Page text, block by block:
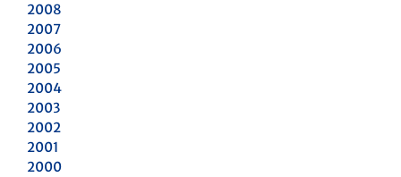
2008
2007
2006
2005
2004
2003
2002
2001
2000